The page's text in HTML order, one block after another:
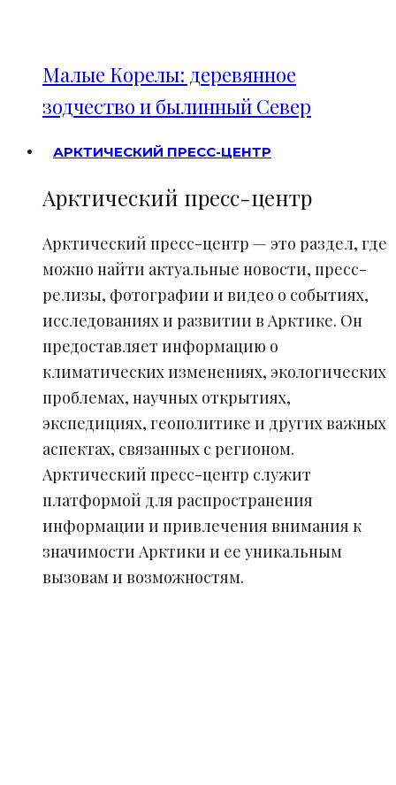
Малые Корелы: деревянное
зодчество и былинный Север
АРКТИЧЕСКИЙ ПРЕСС-ЦЕНТР
Арктический пресс-центр
Арктический пресс-центр — это раздел, где
можно найти актуальные новости, пресс-
релизы, фотографии и видео о событиях,
исследованиях и развитии в Арктике. Он
предоставляет информацию о
климатических изменениях, экологических
проблемах, научных открытиях,
экспедициях, геополитике и других важных
аспектах, связанных с регионом.
Арктический пресс-центр служит
платформой для распространения
информации и привлечения внимания к
значимости Арктики и ее уникальным
вызовам и возможностям.